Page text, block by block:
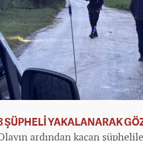
ŞÜPHELİ YAKALANARAK
ardından kaçan